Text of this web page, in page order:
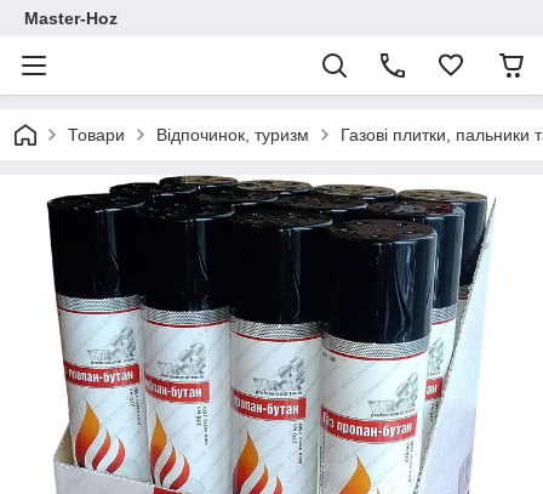
Master-Hoz
Товари Відпочинок, туризм Газові плитки, пальники